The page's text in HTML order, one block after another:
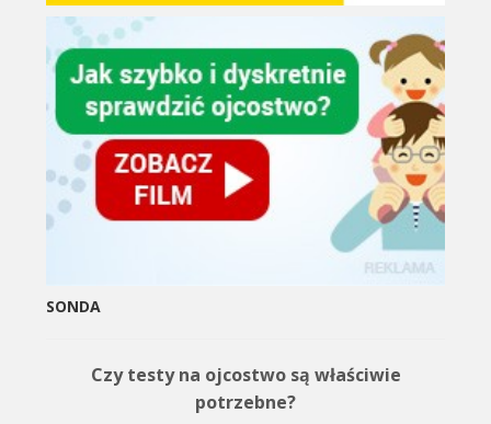
SONDA
Czy testy na ojcostwo są właściwie
potrzebne?